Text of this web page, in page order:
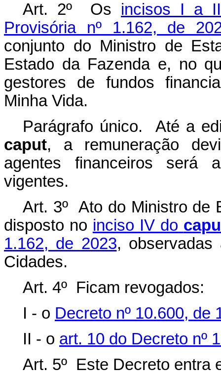
Art. 2º Os incisos I a
Provisória nº 1.162, de
conjunto do Ministro de
Estado da Fazenda e, no
gestores de fundos
Minha Vida.
Parágrafo único. Até a
caput, a remuneração
agentes financeiros será
vigentes.
Art. 3º Ato do Ministro de
disposto no inciso IV do
1.162, de 2023, observadas
Cidades.
Art. 4º Ficam revogados:
I - o Decreto nº 10.600, de
II - o art. 10 do Decreto nº
Art. 5º Este Decreto entra